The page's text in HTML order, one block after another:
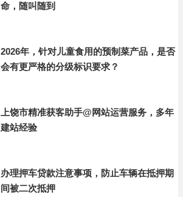
命，随叫随到
2026年，针对儿童食用的预制菜产品，是否
会有更严格的分级标识要求？
上饶市精准获客助手@网站运营服务，多年
建站经验
办理押车贷款注意事项，防止车辆在抵押期
间被二次抵押